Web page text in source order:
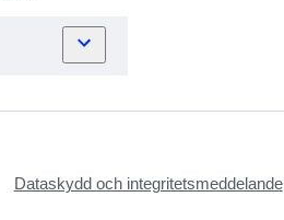
Dataskydd och integritetsmeddelande